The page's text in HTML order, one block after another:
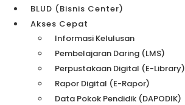
BLUD (Bisnis Center)
Akses Cepat
Informasi Kelulusan
Pembelajaran Daring (LMS)
Perpustakaan Digital (e-Library)
Rapor Digital (e-Rapor)
Data Pokok Pendidik (DAPODIK)